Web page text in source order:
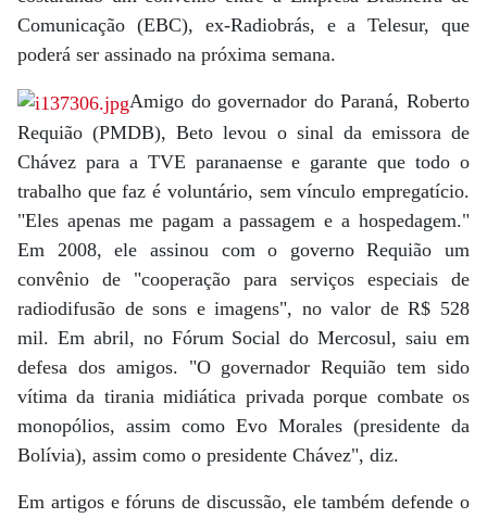
Comunicação (EBC), ex-Radiobrás, e a Telesur, que
poderá ser assinado na próxima semana.
Amigo do governador do Paraná, Roberto
Requião (PMDB), Beto levou o sinal da emissora de
Chávez para a TVE paranaense e garante que todo o
trabalho que faz é voluntário, sem vínculo empregatício.
"Eles apenas me pagam a passagem e a hospedagem."
Em 2008, ele assinou com o governo Requião um
convênio de "cooperação para serviços especiais de
radiodifusão de sons e imagens", no valor de R$ 528
mil. Em abril, no Fórum Social do Mercosul, saiu em
defesa dos amigos. "O governador Requião tem sido
vítima da tirania midiática privada porque combate os
monopólios, assim como Evo Morales (presidente da
Bolívia), assim como o presidente Chávez", diz.
Em artigos e fóruns de discussão, ele também defende o